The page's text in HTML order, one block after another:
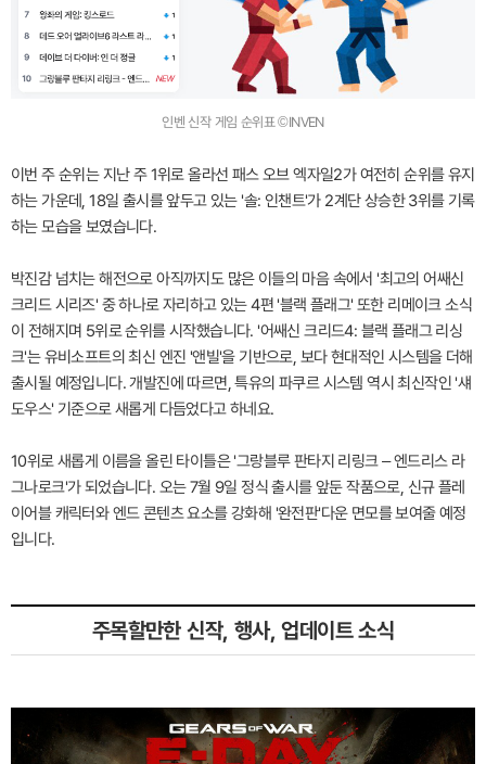
인벤 신작 게임 순위표 ©INVEN
이번 주 순위는 지난 주 1위로 올라선 패스 오브 엑자일2가 여전히 순위를 유지
하는 가운데, 18일 출시를 앞두고 있는 '솔: 인챈트'가 2계단 상승한 3위를 기록
하는 모습을 보였습니다.
박진감 넘치는 해전으로 아직까지도 많은 이들의 마음 속에서 '최고의 어쌔신
크리드 시리즈' 중 하나로 자리하고 있는 4편 '블랙 플래그' 또한 리메이크 소식
이 전해지며 5위로 순위를 시작했습니다. '어쌔신 크리드4: 블랙 플래그 리싱
크'는 유비소프트의 최신 엔진 '앤빌'을 기반으로, 보다 현대적인 시스템을 더해
출시될 예정입니다. 개발진에 따르면, 특유의 파쿠르 시스템 역시 최신작인 '섀
도우스' 기준으로 새롭게 다듬었다고 하네요.
10위로 새롭게 이름을 올린 타이틀은 '그랑블루 판타지 리링크 – 엔드리스 라
그나로크'가 되었습니다. 오는 7월 9일 정식 출시를 앞둔 작품으로, 신규 플레
이어블 캐릭터와 엔드 콘텐츠 요소를 강화해 '완전판'다운 면모를 보여줄 예정
입니다.
주목할만한 신작, 행사, 업데이트 소식